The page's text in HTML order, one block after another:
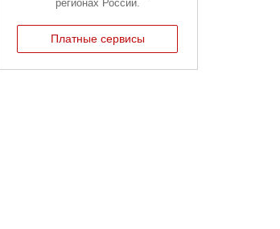
регионах России.
Платные сервисы